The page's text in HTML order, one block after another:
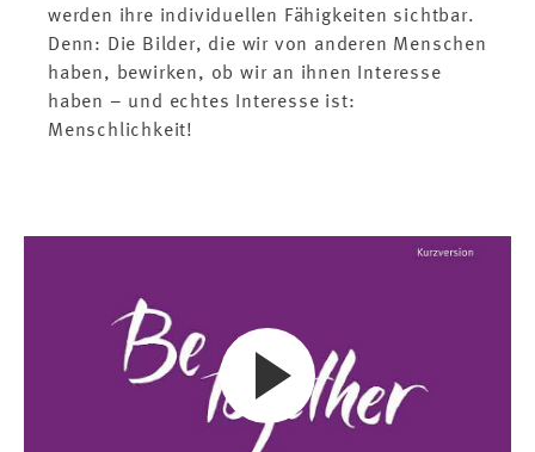
werden ihre individuellen Fähigkeiten sichtbar.
Denn: Die Bilder, die wir von anderen Menschen
haben, bewirken, ob wir an ihnen Interesse
haben – und echtes Interesse ist:
Menschlichkeit!